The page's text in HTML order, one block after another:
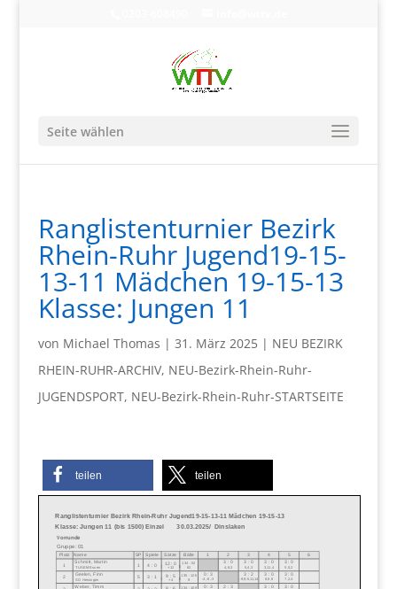
Seite wählen
Ranglistenturnier Bezirk
Rhein-Ruhr Jugend19-15-
13-11 Mädchen 19-15-13
Klasse: Jungen 11
von Michael Thomas | 31. März 2025| NEU BEZIRK
RHEIN-RUHR-ARCHIV, NEU-Bezirk-Rhein-Ruhr-
JUGENDSPORT, NEU-Bezirk-Rhein-Ruhr-STARTSEITE
teilen teilen